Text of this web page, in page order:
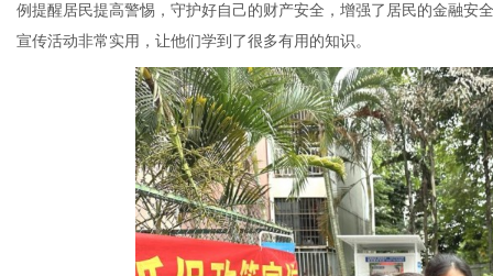
例提醒居民提高警惕，守护好自己的财产安全，增强了居民的金融安
宣传活动非常实用，让他们学到了很多有用的知识。